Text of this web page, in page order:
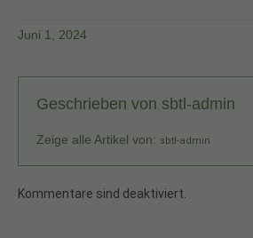
Juni 1, 2024
Geschrieben von sbtl-admin
Zeige alle Artikel von: sbtl-admin
Kommentare sind deaktiviert.